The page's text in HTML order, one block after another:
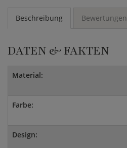
Beschreibung Bewertungen
DATEN & FAKTEN
Material:
Farbe:
Design: